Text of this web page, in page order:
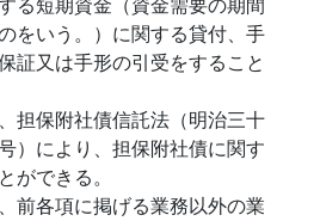
をいう。）に関する貸付、手
証又は手形の引受をすること
担保附社債信託法（明治三十
）により、担保附社債に関す
ができる。
前各項に掲げる業務以外の業